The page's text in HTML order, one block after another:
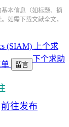
本信息（如标题、摘
如需下载文献全文，
上个求
下个求助
留言
前往发布